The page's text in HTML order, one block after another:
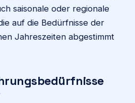
saisonale oder regionale
auf die Bedürfnisse der
Jahreszeiten abgestimmt